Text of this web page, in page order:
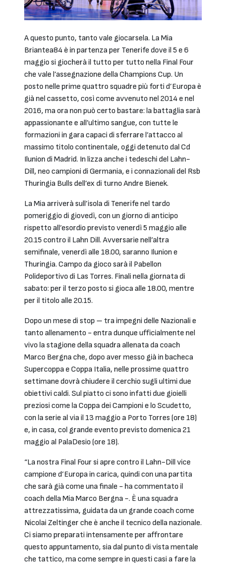
A questo punto, tanto vale giocarsela. La Mia
Briantea84 è in partenza per Tenerife dove il 5 e 6
maggio si giocherà il tutto per tutto nella Final Four
che vale l’assegnazione della Champions Cup. Un
posto nelle prime quattro squadre più forti d’Europa è
già nel cassetto, così come avvenuto nel 2014 e nel
2016, ma ora non può certo bastare: la battaglia sarà
appassionante e all’ultimo sangue, con tutte le
formazioni in gara capaci di sferrare l’attacco al
massimo titolo continentale, oggi detenuto dal Cd
Ilunion di Madrid. In lizza anche i tedeschi del Lahn-
Dill, neo campioni di Germania, e i connazionali del Rsb
Thuringia Bulls dell’ex di turno Andre Bienek.
La Mia arriverà sull’isola di Tenerife nel tardo
pomeriggio di giovedì, con un giorno di anticipo
rispetto all’esordio previsto venerdì 5 maggio alle
20.15 contro il Lahn Dill. Avversarie nell’altra
semifinale, venerdì alle 18.00, saranno Ilunion e
Thuringia. Campo da gioco sarà il Pabellon
Polideportivo di Las Torres. Finali nella giornata di
sabato: per il terzo posto si gioca alle 18.00, mentre
per il titolo alle 20.15.
Dopo un mese di stop – tra impegni delle Nazionali e
tanto allenamento - entra dunque ufficialmente nel
vivo la stagione della squadra allenata da coach
Marco Bergna che, dopo aver messo già in bacheca
Supercoppa e Coppa Italia, nelle prossime quattro
settimane dovrà chiudere il cerchio sugli ultimi due
obiettivi caldi. Sul piatto ci sono infatti due gioielli
preziosi come la Coppa dei Campioni e lo Scudetto,
con la serie al via il 13 maggio a Porto Torres (ore 18)
e, in casa, col grande evento previsto domenica 21
maggio al PalaDesio (ore 18).
“La nostra Final Four si apre contro il Lahn-Dill vice
campione d’Europa in carica, quindi con una partita
che sarà già come una finale - ha commentato il
coach della Mia Marco Bergna -. È una squadra
attrezzatissima, guidata da un grande coach come
Nicolai Zeltinger che è anche il tecnico della nazionale.
Ci siamo preparati intensamente per affrontare
questo appuntamento, sia dal punto di vista mentale
che tattico, ma come sempre in questi casi a fare la